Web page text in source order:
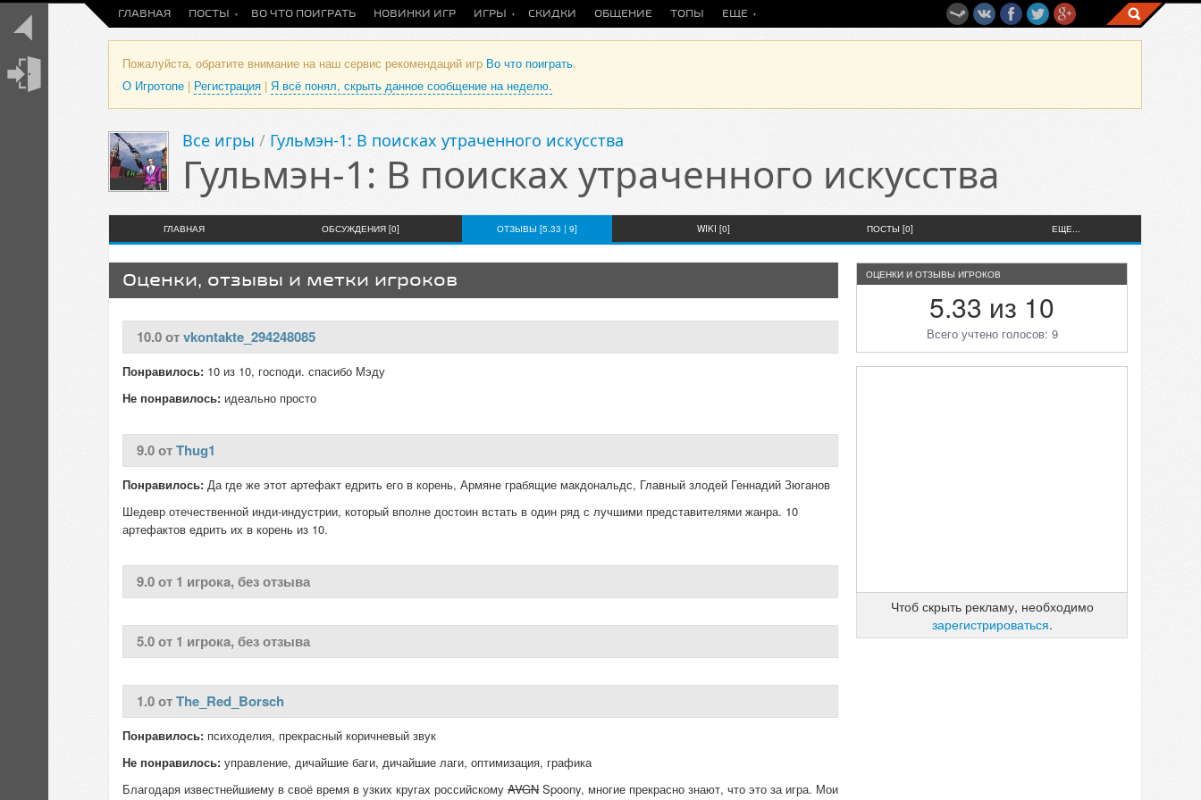
ГЛАВНАЯ ПОСТЫ ВО ЧТО ПОИГРАТЬ НОВИНКИ ИГР ИГРЫ СКИДКИ ОБЩЕНИЕ ТОПЫ ЕЩЕ
Пожалуйста, обратите внимание на наш сервис рекомендаций игр Во что поиграть.
О Игротопе | Регистрация | Я всё понял, скрыть данное сообщение на неделю.
Все игры / Гульмэн-1: В поисках утраченного искусства
Гульмэн-1: В поисках утраченного искусства
ГЛАВНАЯ ОБСУЖДЕНИЯ [0] ОТЗЫВЫ [5.33 | 9] WIKI [0] ПОСТЫ [0] ЕЩЕ...
Оценки, отзывы и метки игроков
10.0 отvkontakte_294248085
Понравилось: 10 из 10, господи. спасибо Мэду
Не понравилось: идеально просто
9.0 отThug1
Понравилось: Да где же этот артефакт едрить его в корень, Армяне грабящие макдональдс, Главный злодей Геннадий Зюганов
Шедевр отечественной инди-индустрии, который вполне достоин встать в один ряд с лучшими представителями жанра. 10
артефактов едрить их в корень из 10.
9.0 от 1 игрокa, без отзыва
5.0 от 1 игрокa, без отзыва
1.0 отThe_Red_Borsch
Понравилось: психоделия, прекрасный коричневый звук
Не понравилось: управление, дичайшие баги, дичайшие лаги, оптимизация, графика
Благодаря известнейшиему в своё время в узких кругах российскому AVGN Spoony, многие прекрасно знают, что это за игра. Мои
ОЦЕНКИ И ОТЗЫВЫ ИГРОКОВ
5.33 из 10
Всего учтено голосов: 9
Чтоб скрыть рекламу, необходимо
зарегистрироваться.